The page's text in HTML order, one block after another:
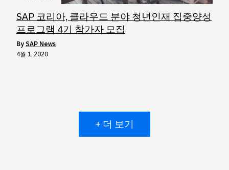
SAP 코리아, 클라우드 분야 청년인재 집중양성
프로그램 4기 참가자 모집
by SAP News
4월 1, 2020
+ 더 보기